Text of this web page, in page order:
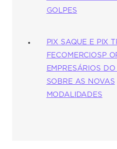
GOLPES
PIX SAQUE E PIX
FECOMERCIOSP
EMPRESÁRIOS
SOBRE AS NOVAS
MODALIDADES